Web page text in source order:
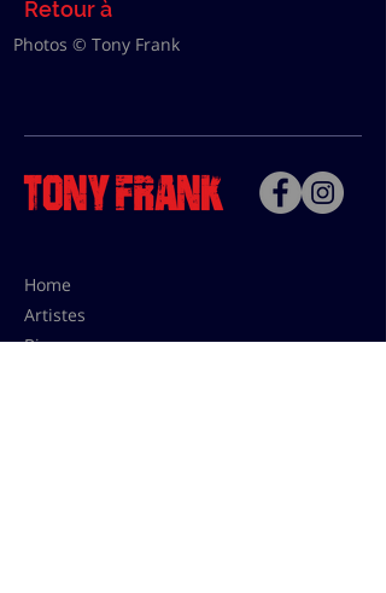
Retour à
Photos © Tony Frank
Home
Artistes
Bio